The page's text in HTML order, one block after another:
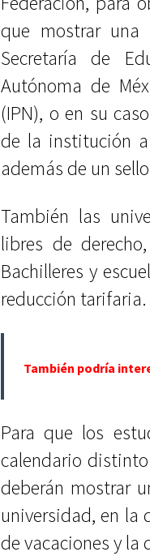
que mostrar una
Secretaría de
Autónoma de
(IPN), o en su
de la institución
además de un
También las
libres de
Bachilleres y
reducción tarifaria.
También podría
Para que los
calendario
deberán mostrar
universidad, en la
de vacaciones y la